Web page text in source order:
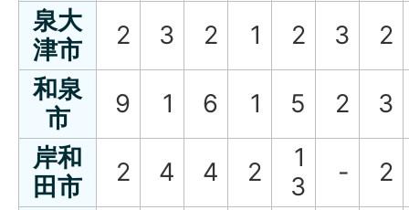
泉大
津市
2 3 2 1 2 3
2
和泉
市
9 1 6 1 5 2
3
岸和
田市
2 4 4 2
1
3
-
2